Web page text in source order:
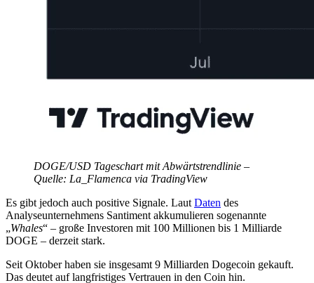
DOGE/USD Tageschart mit Abwärtstrendlinie –
Quelle: La_Flamenca via TradingView
Es gibt jedoch auch positive Signale. Laut Daten des
Analyseunternehmens Santiment akkumulieren sogenannte
„Whales“ – große Investoren mit 100 Millionen bis 1 Milliarde
DOGE – derzeit stark.
Seit Oktober haben sie insgesamt 9 Milliarden Dogecoin gekauft.
Das deutet auf langfristiges Vertrauen in den Coin hin.